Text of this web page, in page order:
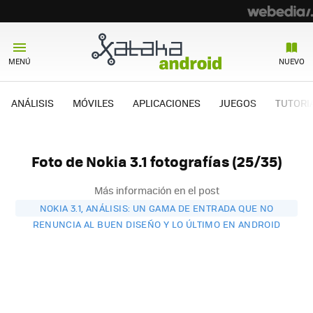
MENÚ NUEVO
ANÁLISIS MÓVILES APLICACIONES JUEGOS
Foto de Nokia 3.1 fotografías (25/35)
Más información en el post
NOKIA 3.1, ANÁLISIS: UN GAMA DE ENTRADA QUE NO
RENUNCIA AL BUEN DISEÑO Y LO ÚLTIMO EN ANDROID